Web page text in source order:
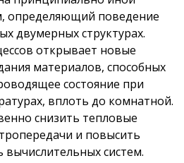
определяющий поведение
двумерных структурах.
открывает новые
материалов, способных
состояние при
вплоть до комнатной.
снизить тепловые
и повысить
вычислительных систем.